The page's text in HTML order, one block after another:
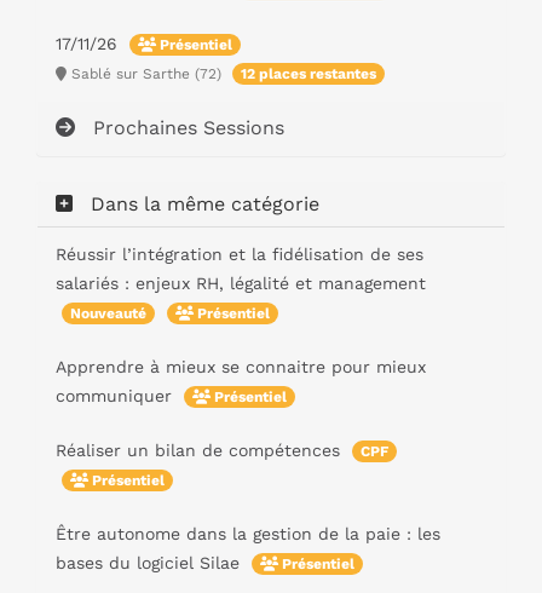
17/11/26
Présentiel
Sablé sur Sarthe (72)
12 places restantes
Prochaines Sessions
Dans la même catégorie
Réussir l’intégration et la fidélisation de ses
salariés : enjeux RH, légalité et management
Nouveauté Présentiel
Apprendre à mieux se connaitre pour mieux
communiquer
Présentiel
Réaliser un bilan de compétences
CPF
Présentiel
Être autonome dans la gestion de la paie : les
bases du logiciel Silae
Présentiel